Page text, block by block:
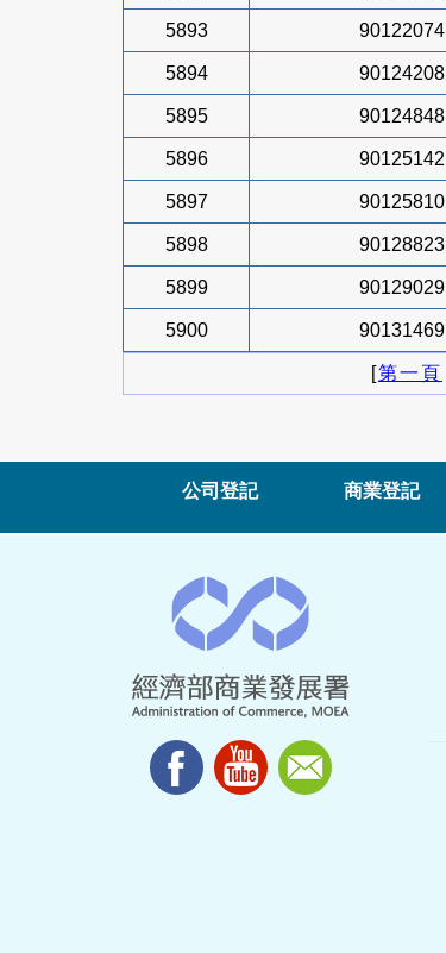
5893 90122074
5894 90124208
5895 90124848
5896 90125142
5897 90125810
5898 90128823
5899 90129029
5900 90131469
[第一頁
公司登記 商業登記